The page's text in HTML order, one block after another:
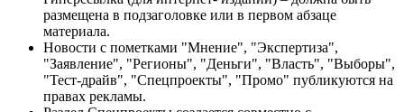
размещена в подзаголовке или в первом абзаце
материала.
Новости с пометками "Мнение", "Экспертиза",
"Заявление", "Регионы", "Деньги", "Власть", "Выборы",
"Тест-драйв", "Спецпроекты", "Промо" публикуются на
правах рекламы.